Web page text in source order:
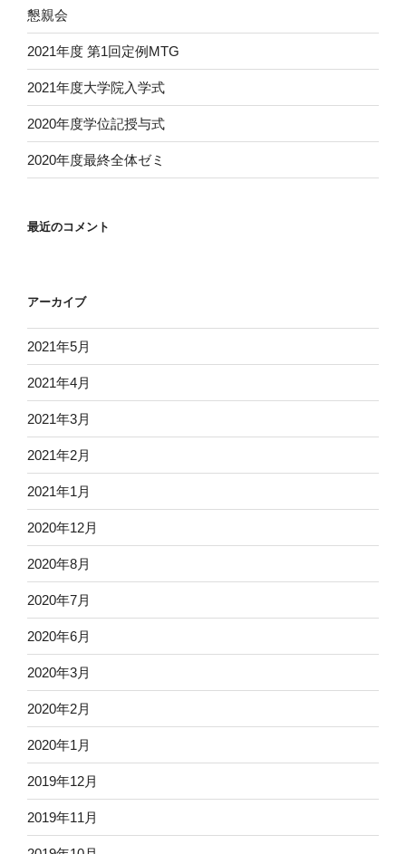
懇親会
2021年度 第1回定例MTG
2021年度大学院入学式
2020年度学位記授与式
2020年度最終全体ゼミ
最近のコメント
アーカイブ
2021年5月
2021年4月
2021年3月
2021年2月
2021年1月
2020年12月
2020年8月
2020年7月
2020年6月
2020年3月
2020年2月
2020年1月
2019年12月
2019年11月